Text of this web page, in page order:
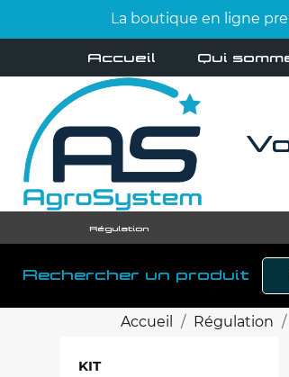
La boutique en ligne
Accueil Qui
Régulation
Rechercher un produit
Accueil Régulation
KIT